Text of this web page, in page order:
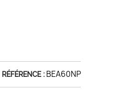
RÉFÉRENCE : BEA60NP